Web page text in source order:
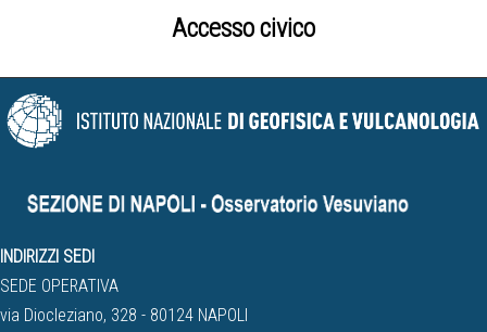
Accesso civico
INDIRIZZI SEDI
SEDE OPERATIVA
via Diocleziano, 328 - 80124 NAPOLI